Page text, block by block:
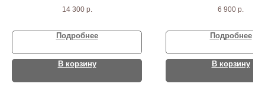
14 300 р.
Подробнее
В корзину
круга
6 900 р.
Подробнее
В корзину